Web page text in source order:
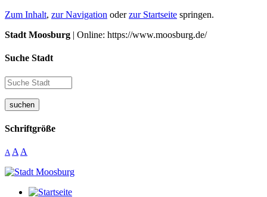
Zum Inhalt, zur Navigation oderzur Startseite springen.
Stadt Moosburg | Online: https://www.moosburg.de/
Suche Stadt
suchen
Schriftgröße
A A A